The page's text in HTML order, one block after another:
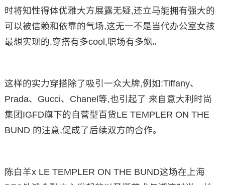
时将知性得体优雅大方展露无疑,还立马能拥有强大的
可以被信赖和依靠的气场,这无一不是当代办公室女孩
最想实现的,穿搭有多cool,职场有多飒。
这样的实力穿搭除了吸引一众大牌,例如:Tiffany、
Prada、Gucci、Chanel等,也引起了 来自意大利时尚
集团IGFD旗下的自营型百货LE TEMPLER ON THE
BUND 的注意,促成了后续双方的合作。
陈白羊x LE TEMPLER ON THE BUND这场在上海